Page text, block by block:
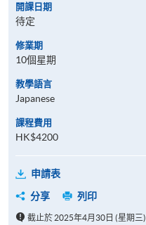
開課日期
待定
修業期
10個星期
教學語言
Japanese
課程費用
HK$4200
申請表
分享
列印
截止於 2025年4月30日 (星期三)